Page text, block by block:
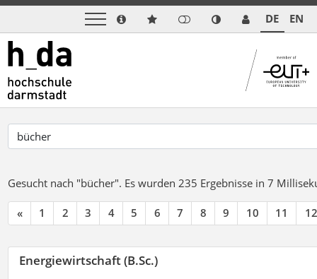
DE EN
Gesucht nach "bücher". Es wurden 235 Ergebnisse in 7
« 1 2 3 4 5 6 7 8 9 10 11 12
Energiewirtschaft (B.Sc.)